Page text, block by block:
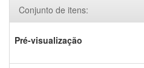
Conjunto de itens:
Pré-visualização